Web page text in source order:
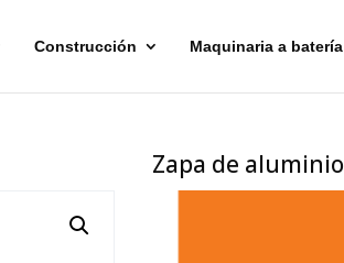
Construcción Maquinaria a batería
Zapa de aluminio